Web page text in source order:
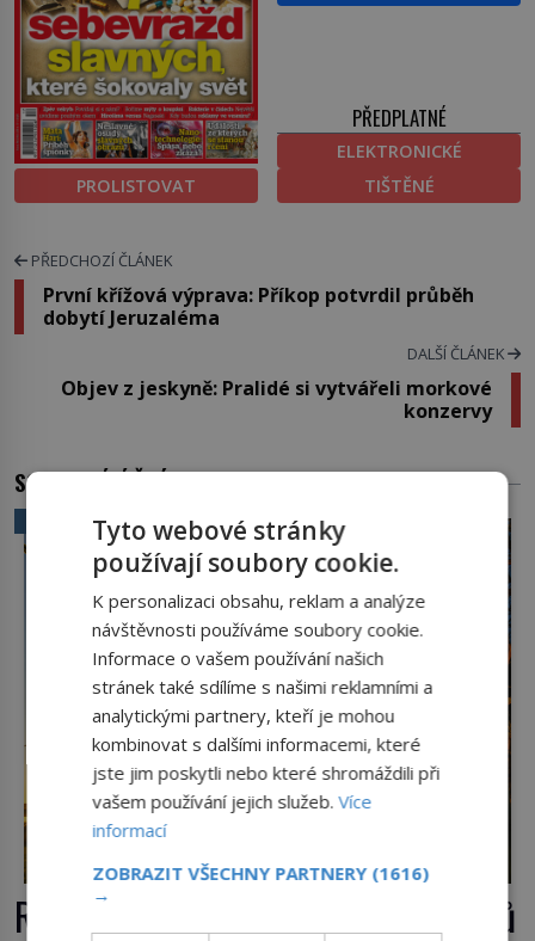
PROLISTOVAT
PŘEDPLATNÉ
ELEKTRONICKÉ
TIŠTĚNÉ
PŘEDCHOZÍ ČLÁNEK
První křížová výprava: Příkop potvrdil průběh
dobytí Jeruzaléma
DALŠÍ ČLÁNEK
Objev z jeskyně: Pralidé si vytvářeli morkové
konzervy
SOUVISEJÍCÍ ČLÁNKY
VĚDA A TECHNIKA
Rákos: Nenápadný poklad z mokřadů
Tyto webové stránky
používají soubory cookie.
K personalizaci obsahu, reklam a analýze
návštěvnosti používáme soubory cookie.
Informace o vašem používání našich
stránek také sdílíme s našimi reklamními a
analytickými partnery, kteří je mohou
kombinovat s dalšími informacemi, které
jste jim poskytli nebo které shromáždili při
vašem používání jejich služeb.Více
informací
ZOBRAZIT VŠECHNY PARTNERY (1616)
→